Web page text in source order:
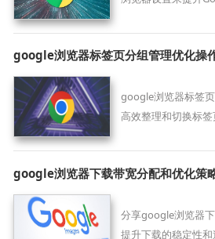
google浏览器标签页分组管理优化操
google浏览器标签
高效整理和切换标
google浏览器下载带宽分配和优化策
分享google浏览器
提升下载的稳定性和